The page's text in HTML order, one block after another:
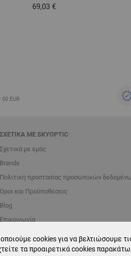
cookies για να βελτιώσουμε
τα προαιρετικά cookies
69,03 €
EUR
ΣΧΕΤΙΚΆ ΜΕ SKYOPTIC
Σχετικά με εμάς
Brands
Πολιτική προστασίας προσωπικών
Όροι και Προϋποθέσεις
Blog
Επικοινωνία